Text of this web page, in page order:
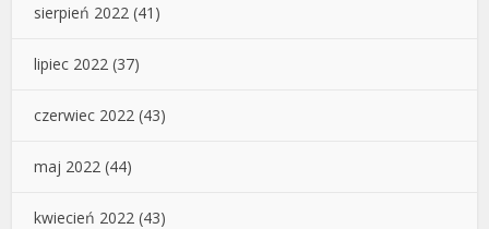
sierpień 2022 (41)
lipiec 2022 (37)
czerwiec 2022 (43)
maj 2022 (44)
kwiecień 2022 (43)